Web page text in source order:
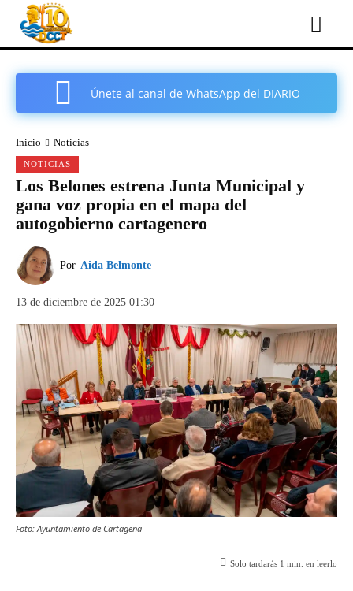
Únete al canal de WhatsApp del DIARIO
Inicio Noticias
NOTICIAS
Los Belones estrena Junta Municipal y
gana voz propia en el mapa del
autogobierno cartagenero
Por Aida Belmonte
13 de diciembre de 2025 01:30
Foto: Ayuntamiento de Cartagena
Solo tardarás 1 min. en leerlo